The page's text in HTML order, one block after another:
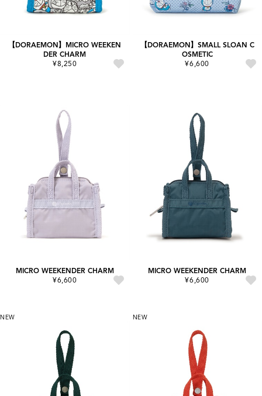
【DORAEMON】MICRO WEEKEN
DER CHARM
¥8,250
【DORAEMON】SMALL SLOAN C
OSMETIC
¥6,600
MICRO WEEKENDER CHARM
¥6,600
MICRO WEEKENDER CHARM
¥6,600
NEW NEW